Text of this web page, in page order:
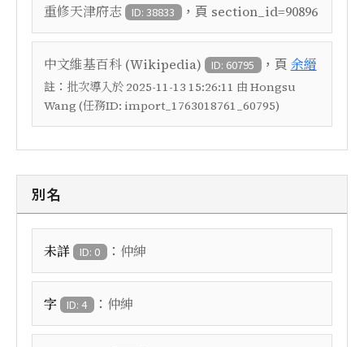
重修天津府志 ID: 38833 ，頁 section_id=90896
中文維基百科 (Wikipedia) ID: 60795 ，頁 余縉
註： 批次導入於 2025-11-13 15:26:11 由 Hongsu
Wang (任務ID: import_1763018761_60795)
別名
未詳 ID: 0 ： 仲紳
字 ID: 4 ： 仲紳